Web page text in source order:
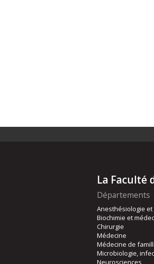
La Faculté
Départements
Anesthésiologie
Biochimie et
Chirurgie
Médecine
Médecine de
Microbiologie,
Neurosciences